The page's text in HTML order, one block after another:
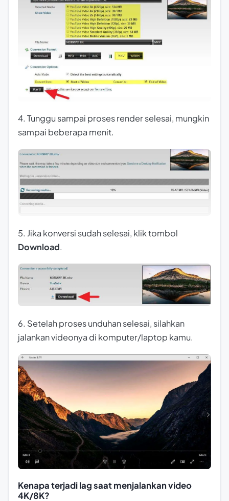
4. Tunggu sampai proses render selesai, mungkin
sampai beberapa menit.
5. Jika konversi sudah selesai, klik tombol
Download.
6. Setelah proses unduhan selesai, silahkan
jalankan videonya di komputer/laptop kamu.
Kenapa terjadi lag saat menjalankan video
4K/8K?